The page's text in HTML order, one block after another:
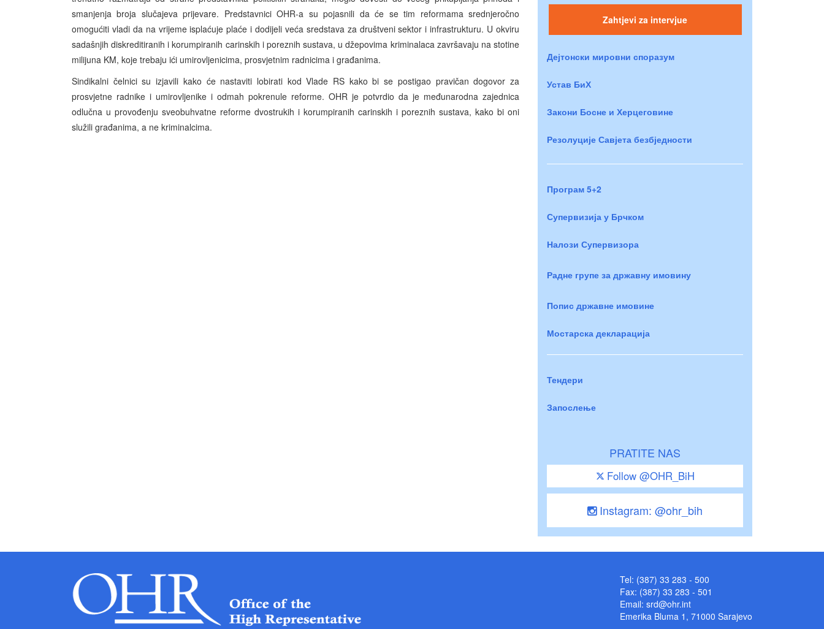
smanjenja broja slučajeva prijevare. Predstavnici OHR-a su pojasnili da će se tim reformama srednjeročno
omogućiti vladi da na vrijeme isplaćuje plaće i dodijeli veća sredstava za društveni sektor i infrastrukturu. U okviru
sadašnjih diskreditiranih i korumpiranih carinskih i poreznih sustava, u džepovima kriminalaca završavaju na stotine
milijuna KM, koje trebaju ići umirovljenicima, prosvjetnim radnicima i građanima.
Sindikalni čelnici su izjavili kako će nastaviti lobirati kod Vlade RS kako bi se postigao pravičan dogovor za
prosvjetne radnike i umirovljenike i odmah pokrenule reforme. OHR je potvrdio da je međunarodna zajednica
odlučna u provođenju sveobuhvatne reforme dvostrukih i korumpiranih carinskih i poreznih sustava, kako bi oni
služili građanima, a ne kriminalcima.
Zahtjevi za intervjue
Дејтонски мировни споразум
Устав БиХ
Закони Босне и Херцеговине
Резолуције Савјета безбједности
Програм 5+2
Супервизија у Брчком
Налози Супервизора
Радне групе за државну имовину
Попис државне имовине
Мостарска декларација
Тендери
Запослење
PRATITE NAS
Follow @OHR_BiH
Instagram: @ohr_bih
Tel: (387) 33 283 - 500
Fax: (387) 33 283 - 501
Email: srd@ohr.int
Emerika Bluma 1, 71000 Sarajevo